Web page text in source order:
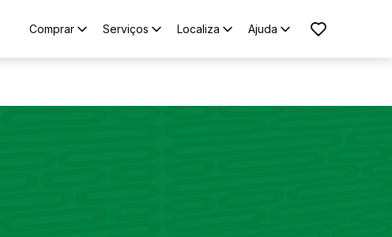
Comprar Serviços Localiza Ajuda